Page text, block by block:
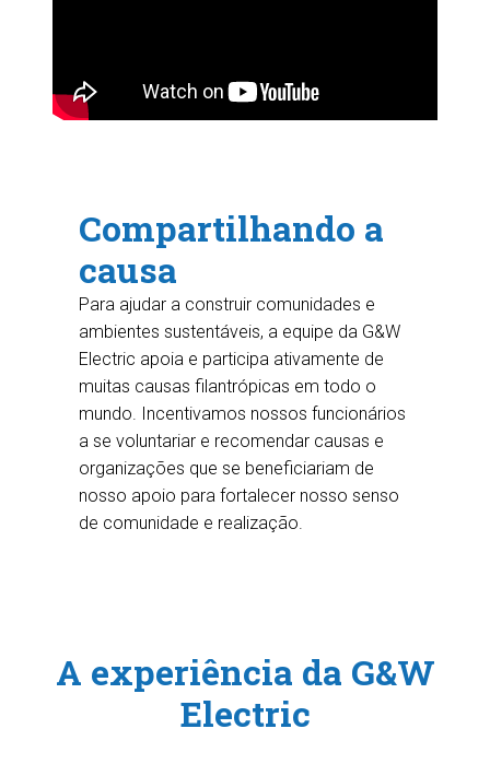
Compartilhando a
causa
Para ajudar a construir comunidades e
ambientes sustentáveis, a equipe da G&W
Electric apoia e participa ativamente de
muitas causas filantrópicas em todo o
mundo. Incentivamos nossos funcionários
a se voluntariar e recomendar causas e
organizações que se beneficiariam de
nosso apoio para fortalecer nosso senso
de comunidade e realização.
A experiência da G&W
Electric